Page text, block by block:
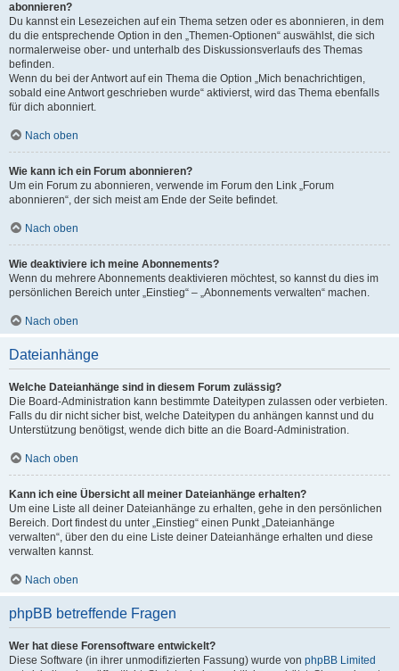
abonnieren?
Du kannst ein Lesezeichen auf ein Thema setzen oder es abonnieren, in dem
du die entsprechende Option in den „Themen-Optionen“ auswählst, die sich
normalerweise ober- und unterhalb des Diskussionsverlaufs des Themas
befinden.
Wenn du bei der Antwort auf ein Thema die Option „Mich benachrichtigen,
sobald eine Antwort geschrieben wurde“ aktivierst, wird das Thema ebenfalls
für dich abonniert.
Nach oben
Wie kann ich ein Forum abonnieren?
Um ein Forum zu abonnieren, verwende im Forum den Link „Forum
abonnieren“, der sich meist am Ende der Seite befindet.
Nach oben
Wie deaktiviere ich meine Abonnements?
Wenn du mehrere Abonnements deaktivieren möchtest, so kannst du dies im
persönlichen Bereich unter „Einstieg“ – „Abonnements verwalten“ machen.
Nach oben
Dateianhänge
Welche Dateianhänge sind in diesem Forum zulässig?
Die Board-Administration kann bestimmte Dateitypen zulassen oder verbieten.
Falls du dir nicht sicher bist, welche Dateitypen du anhängen kannst und du
Unterstützung benötigst, wende dich bitte an die Board-Administration.
Nach oben
Kann ich eine Übersicht all meiner Dateianhänge erhalten?
Um eine Liste all deiner Dateianhänge zu erhalten, gehe in den persönlichen
Bereich. Dort findest du unter „Einstieg“ einen Punkt „Dateianhänge
verwalten“, über den du eine Liste deiner Dateianhänge erhalten und diese
verwalten kannst.
Nach oben
phpBB betreffende Fragen
Wer hat diese Forensoftware entwickelt?
Diese Software (in ihrer unmodifizierten Fassung) wurde von phpBB Limited